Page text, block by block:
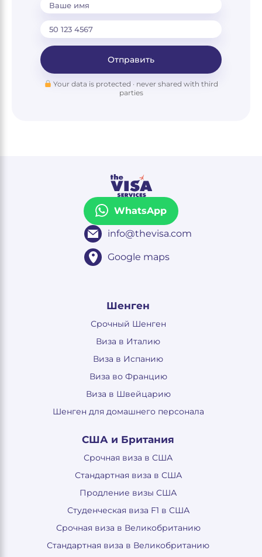
Ваше имя
Отправить
Your data is protected · never shared with third
parties
WhatsApp
info@thevisa.com
Google maps
Шенген
Срочный Шенген
Виза в Италию
Виза в Испанию
Виза во Францию
Виза в Швейцарию
Шенген для домашнего персонала
США и Британия
Срочная виза в США
Стандартная виза в США
Продление визы США
Студенческая виза F1 в США
Срочная виза в Великобританию
Стандартная виза в Великобританию